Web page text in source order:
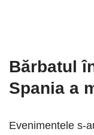
Bărbatul
Spania a
Evenimentele s-